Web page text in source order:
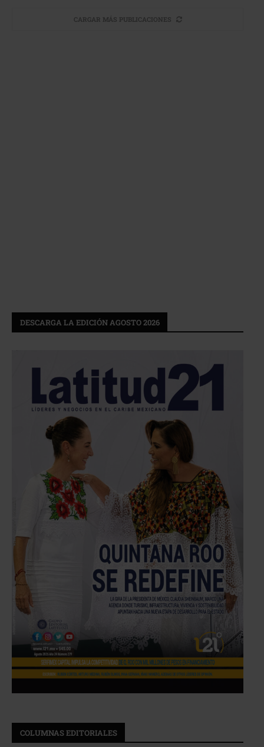
CARGAR MÁS PUBLICACIONES
DESCARGA LA EDICIÓN AGOSTO 2026
COLUMNAS EDITORIALES